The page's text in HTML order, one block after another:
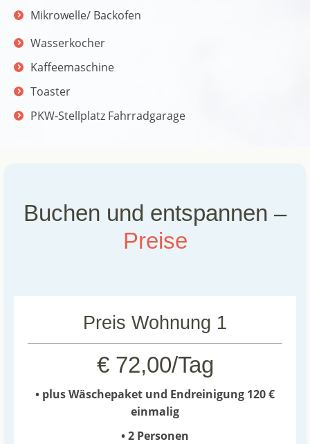
Mikrowelle/ Backofen
Wasserkocher
Kaffeemaschine
Toaster
PKW-Stellplatz Fahrradgarage
Buchen und entspannen –
Preise
Preis Wohnung 1
€ 72,00/Tag
• plus Wäschepaket und Endreinigung 120 €
einmalig
• 2 Personen